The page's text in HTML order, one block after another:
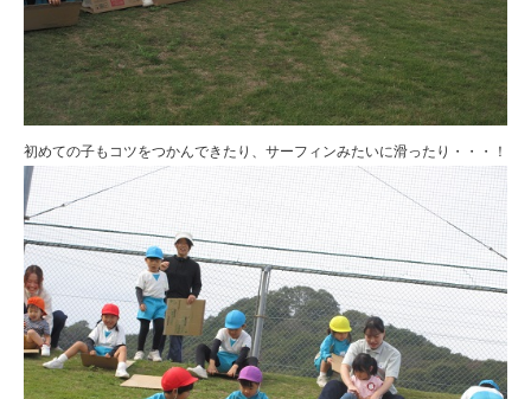
初めての子もコツをつかんできたり、サーフィンみたいに滑ったり・・・！